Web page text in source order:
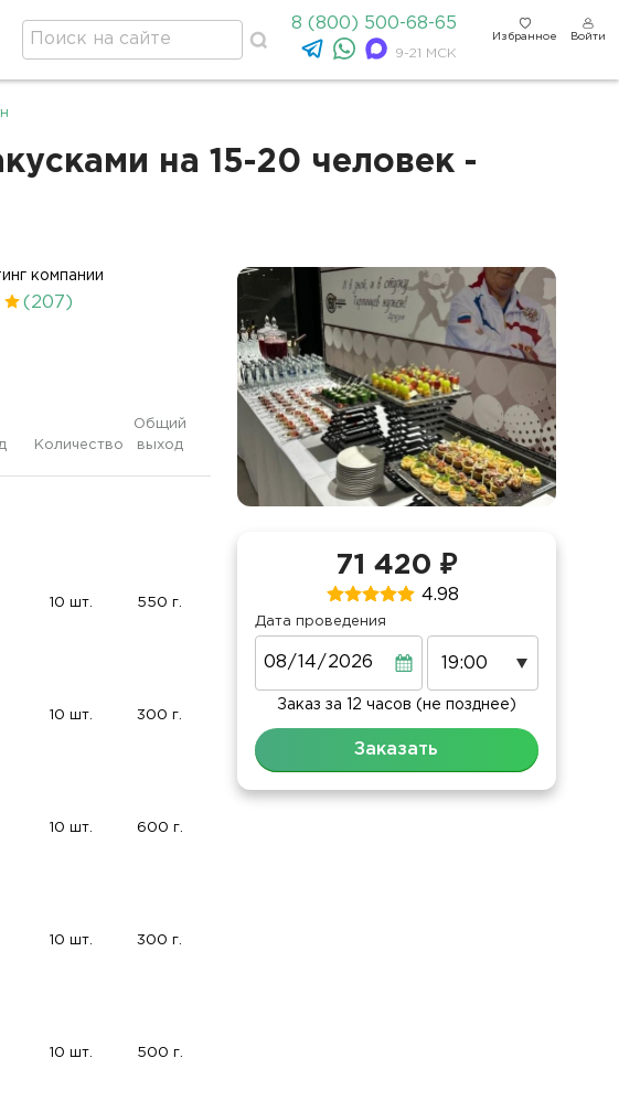
8 (800) 500-68-65
9-21 МСК
Избранное Войти
на 15-20 человек -
компании
(207)
Количество
Общий
выход
10 шт. 550 г.
10 шт. 300 г.
10 шт. 600 г.
10 шт. 300 г.
10 шт. 500 г.
71 420 ₽
4.98
Дата проведения
Заказ за 12 часов (не позднее)
Заказать